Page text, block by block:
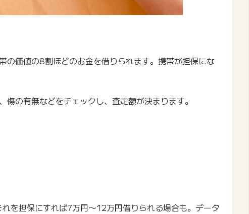
の価値の8割ほどのお金を借りられます。携帯が担保にな
の有無などをチェックし、査定額が決まります。
を担保にすれば7万円〜12万円借りられる場合も。データ